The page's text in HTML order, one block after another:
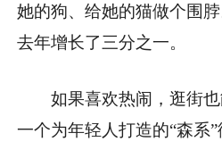
她的狗、给她的猫做个围
去年增长了三分之一。
如果喜欢热闹，逛街
一个为年轻人打造的“森系